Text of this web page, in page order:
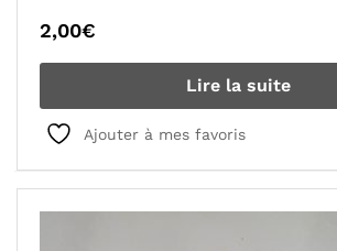
2,00€
Lire la suite
Ajouter à mes favoris